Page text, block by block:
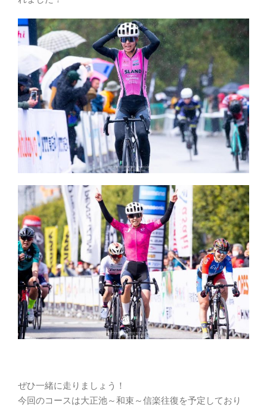
ぜひ一緒に走りましょう！
今回のコースは大正池～和束～信楽往復を予定しており